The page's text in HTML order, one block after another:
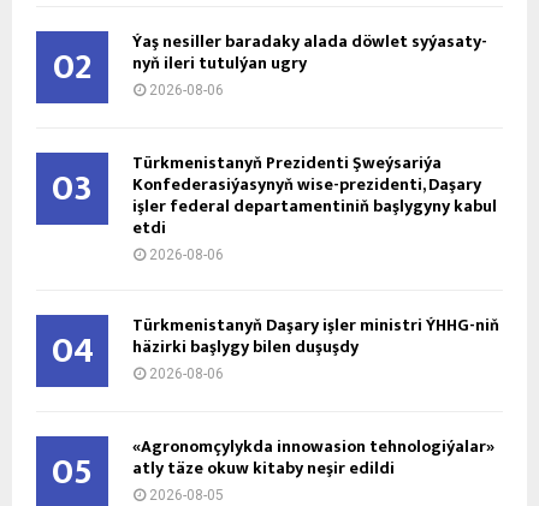
02 Ýaş ne­sil­ler ba­ra­da­ky ala­da döw­let sy­ýa­sa­ty­
nyň ile­ri tu­tul­ýan ug­ry
2026-08-06
03 Türkmenistanyň Prezidenti Şweýsariýa
Konfederasiýasynyň wise-prezidenti, Daşary
işler federal departamentiniň başlygyny kabul
etdi
2026-08-06
04 Türkmenistanyň Daşary işler ministri ÝHHG-niň
häzirki başlygy bilen duşuşdy
2026-08-06
05 «Agronomçylykda innowasion tehnologiýalar»
atly täze okuw kitaby neşir edildi
2026-08-05